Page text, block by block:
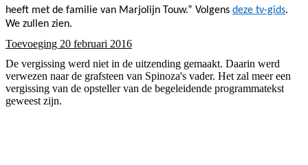
heeft met de familie van Marjolijn Touw.” Volgens deze tv-gids.
We zullen zien.
Toevoeging 20 februari 2016
De vergissing werd niet in de uitzending gemaakt. Daarin werd
verwezen naar de grafsteen van Spinoza's vader. Het zal meer een
vergissing van de opsteller van de begeleidende programmatekst
geweest zijn.